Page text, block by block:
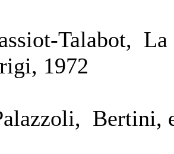
Talabot,
1972
Bertini,